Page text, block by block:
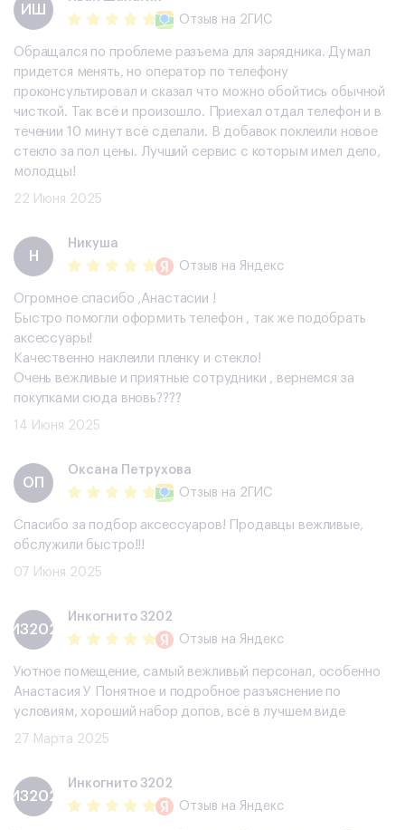
​ИШ
Отзыв на 2ГИС
Обращался по проблеме разъема для зарядника. Думал
придется менять, но оператор по телефону
проконсультировал и сказал что можно обойтись обычной
чисткой. Так всё и произошло. Приехал отдал телефон и в
течении 10 минут всё сделали. В добавок поклеили новое
стекло за пол цены. Лучший сервис с которым имел дело,
молодцы!
22 Июня 2025
Н
Никуша
Отзыв на Яндекс
Огромное спасибо ,Анастасии !
Быстро помогли оформить телефон , так же подобрать
аксессуары!
Качественно наклеили пленку и стекло!
Очень вежливые и приятные сотрудники , вернемся за
покупками сюда вновь????
14 Июня 2025
​ОП
​Оксана Петрухова
Отзыв на 2ГИС
Спасибо за подбор аксессуаров! Продавцы вежливые,
обслужили быстро!!!
07 Июня 2025
И3202
Инкогнито 3202
Отзыв на Яндекс
Уютное помещение, самый вежливый персонал, особенно
Анастасия У Понятное и подробное разъяснение по
условиям, хороший набор допов, всë в лучшем виде
27 Марта 2025
И3202
Инкогнито 3202
Отзыв на Яндекс